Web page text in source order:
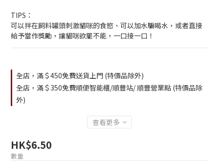
TIPS：
可以拌在飼料罐頭刺激貓咪的食慾、可以加水騙喝水，或者直接
給予當作獎勵，讓貓咪欲罷不能，一口接一口！
全店，滿＄450免費送貨上門 (特價品除外)
全店，滿＄350免費順便智能櫃/順豐站/ 順豐營業點 (特價品除
外)
查看更多
HK$6.50
數量